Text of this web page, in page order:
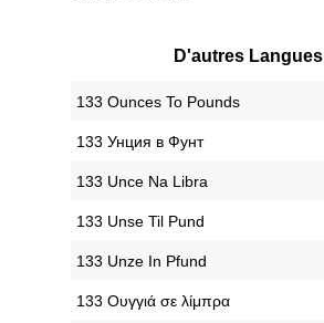
D'autres Langues
‎133 Ounces To Pounds
‎133 Унция в Фунт
‎133 Unce Na Libra
‎133 Unse Til Pund
‎133 Unze In Pfund
‎133 Ουγγιά σε λίμπρα